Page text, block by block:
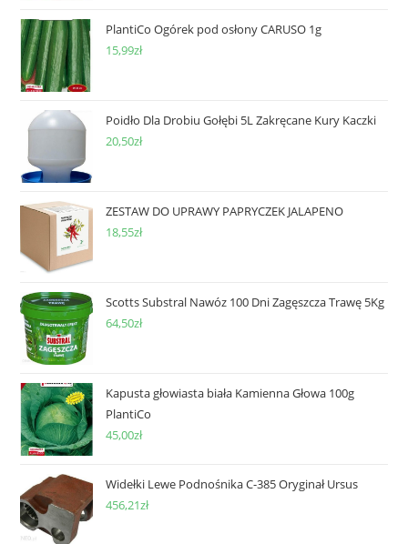
PlantiCo Ogórek pod osłony CARUSO 1g
15,99zł
Poidło Dla Drobiu Gołębi 5L Zakręcane Kury Kaczki
20,50zł
ZESTAW DO UPRAWY PAPRYCZEK JALAPENO
18,55zł
Scotts Substral Nawóz 100 Dni Zagęszcza Trawę 5Kg
64,50zł
Kapusta głowiasta biała Kamienna Głowa 100g
PlantiCo
45,00zł
Widełki Lewe Podnośnika C-385 Oryginał Ursus
456,21zł